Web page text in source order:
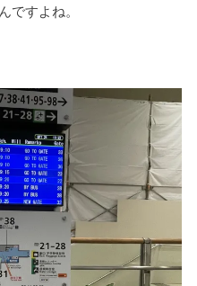
ですよね。